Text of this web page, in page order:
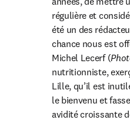
régulière et
été un des
chance nous est
Michel Lecerf (
nutritionniste,
Lille, qu’il est
le bienvenu et
avidité croissante